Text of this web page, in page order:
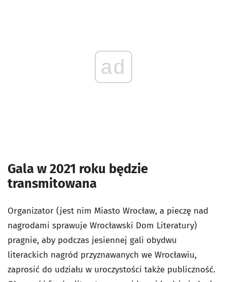
ad
Gala w 2021 roku będzie
transmitowana
Organizator (jest nim Miasto Wrocław, a pieczę nad
nagrodami sprawuje Wrocławski Dom Literatury)
pragnie, aby podczas jesiennej gali obydwu
literackich nagród przyznawanych we Wrocławiu,
zaprosić do udziału w uroczystości także publiczność.